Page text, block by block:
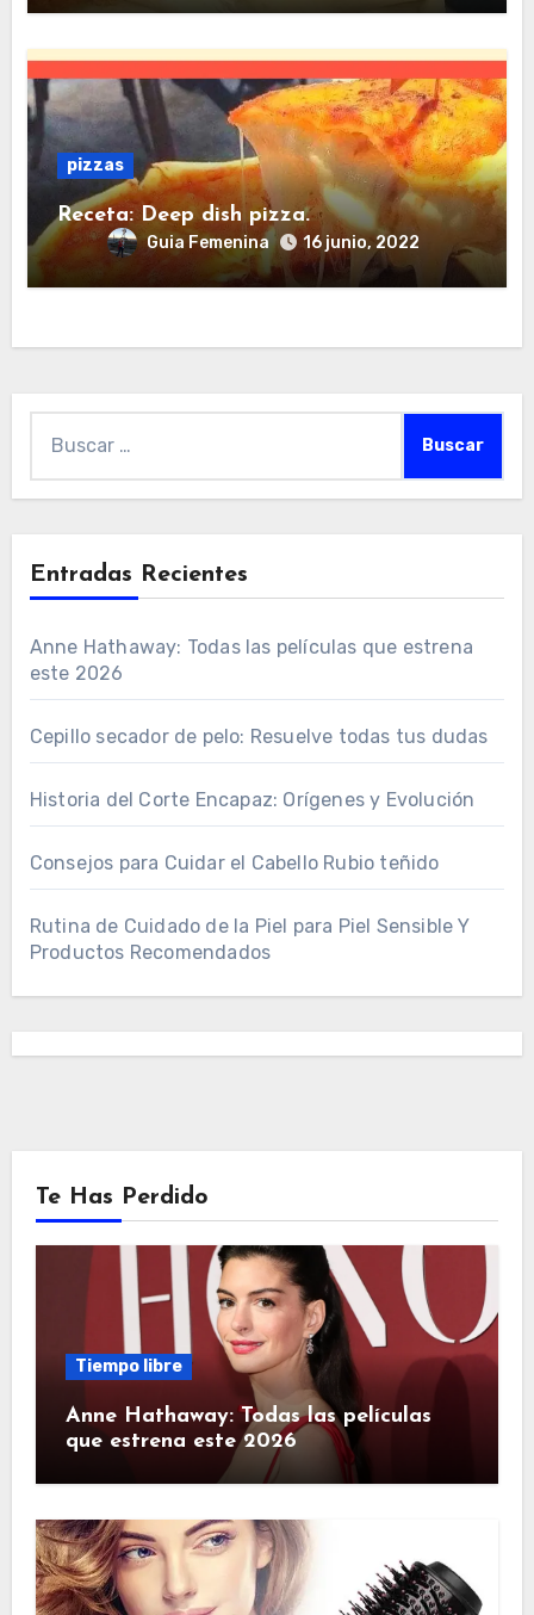
pizzas
Receta: Deep dish pizza.
Guia Femenina 16 junio, 2022
Entradas Recientes
Anne Hathaway: Todas las películas que estrena
este 2026
Cepillo secador de pelo: Resuelve todas tus dudas
Historia del Corte Encapaz: Orígenes y Evolución
Consejos para Cuidar el Cabello Rubio teñido
Rutina de Cuidado de la Piel para Piel Sensible Y
Productos Recomendados
Te Has Perdido
Tiempo libre
Anne Hathaway: Todas las películas
que estrena este 2026